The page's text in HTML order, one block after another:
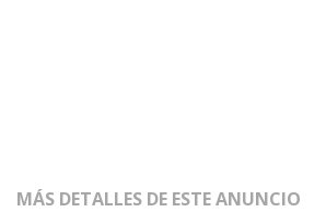
MÁS DETALLES DE ESTE ANUNCIO